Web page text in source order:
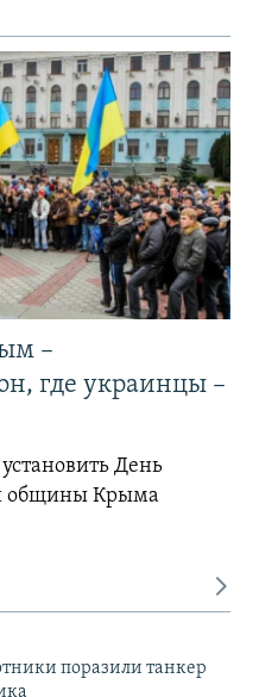
–
где украинцы –
День
общины Крыма
поразили танкер